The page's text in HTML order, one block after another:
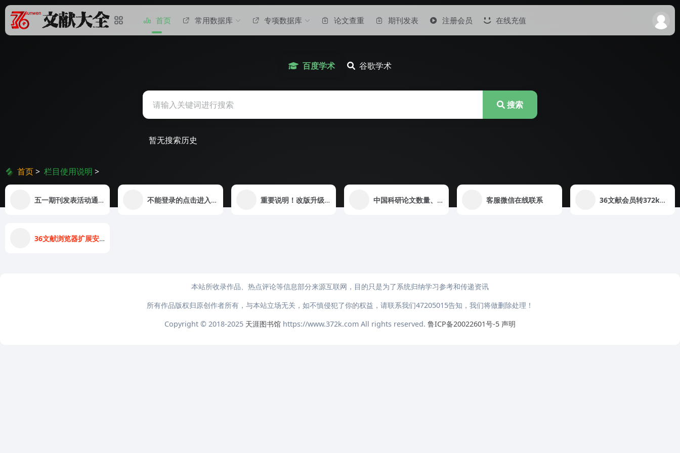
首页 常用数据库 专项数据库 论文查重 期刊发表 注册会员 在线充值
百度学术 谷歌学术
搜索
暂无搜索历史
首页> 栏目使用说明 >
五一期刊发表活动通知 不能登录的点击进入复核 重要说明！改版升级完成重要说明！必看！！！ 中国科研论文数量、质量双第一，高引用论文数量达到美国的两倍 客服微信在线联系 36文献会员转372k教育VIP会员说明
36文献浏览器扩展安装教程-视频版
本站所收录作品、热点评论等信息部分来源互联网，目的只是为了系统归纳学习参考和传递资讯
所有作品版权归原创作者所有，与本站立场无关，如不慎侵犯了你的权益，请联系我们47205015告知，我们将做删除处理！
Copyright © 2018-2025 天涯图书馆 https://www.372k.com All rights reserved. 鲁ICP备20022601号-5 声明